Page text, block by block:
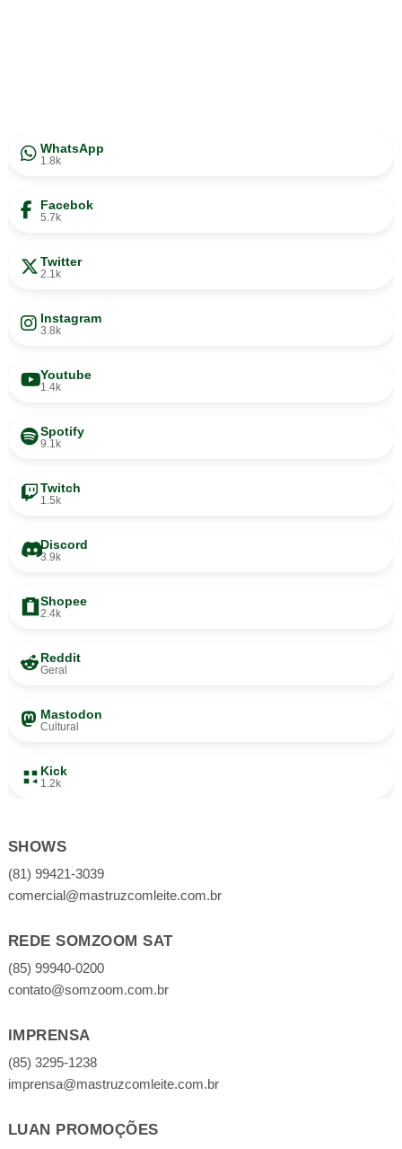
WhatsApp
1.8k
Facebok
5.7k
Twitter
2.1k
Instagram
3.8k
Youtube
1.4k
Spotify
9.1k
Twitch
1.5k
Discord
3.9k
Shopee
2.4k
Reddit
Geral
Mastodon
Cultural
Kick
1.2k
SHOWS
(81) 99421-3039
comercial@mastruzcomleite.com.br
REDE SOMZOOM SAT
(85) 99940-0200
contato@somzoom.com.br
IMPRENSA
(85) 3295-1238
imprensa@mastruzcomleite.com.br
LUAN PROMOÇÕES